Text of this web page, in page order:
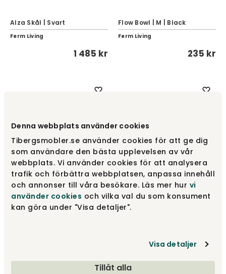
Denna webbplats använder cookies
Tibergsmobler.se använder cookies för att ge dig
som användare den bästa upplevelsen av vår
webbplats. Vi använder cookies för att analysera
trafik och förbättra webbplatsen, anpassa innehåll
och annonser till våra besökare. Läs mer hur vi
använder cookies och vilka val du som konsument
kan göra under "Visa detaljer".
Visa detaljer
Tillåt alla
Alza Skål | Svart
Ferm Living
1 485 kr
Flow Bowl | M | Black
Ferm Living
235 kr
Bordstablett Linne 2-pack
| Natural
Me to You Tårtljushållare |
1-pack Guld